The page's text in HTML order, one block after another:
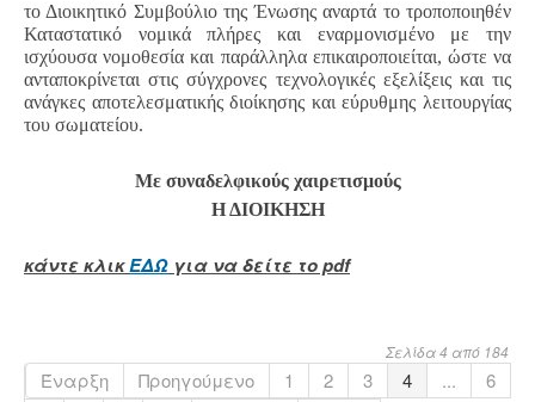
το Διοικητικό Συμβούλιο της Ένωσης αναρτά το τροποποιηθέν
Καταστατικό νομικά πλήρες και εναρμονισμένο με την
ισχύουσα νομοθεσία και παράλληλα επικαιροποιείται, ώστε να
ανταποκρίνεται στις σύγχρονες τεχνολογικές εξελίξεις και τις
ανάγκες αποτελεσματικής διοίκησης και εύρυθμης λειτουργίας
του σωματείου.
Με συναδελφικούς χαιρετισμούς
Η ΔΙΟΙΚΗΣΗ
κάντε κλικΕΔΩ για να δείτε το pdf
Σελίδα 4 από 184
Έναρξη Προηγούμενο 1 2 3 4 ...
6